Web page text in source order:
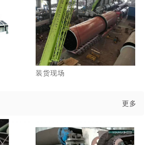
装货现场
更多